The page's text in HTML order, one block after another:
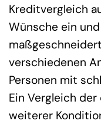
Kreditvergleich
Wünsche ein
verschiedenen
Personen mit
Ein Vergleich
weiterer